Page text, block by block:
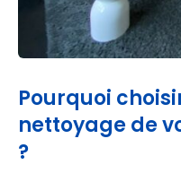
Pourquoi
nettoyage de
?